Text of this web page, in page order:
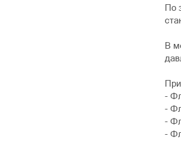
По
В
-
-
-
-